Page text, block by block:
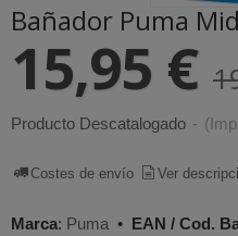
Bañador Puma
15,95 €
Producto Descatalogado -
Costes de envío Ver
Marca: Puma • EAN / Cod.